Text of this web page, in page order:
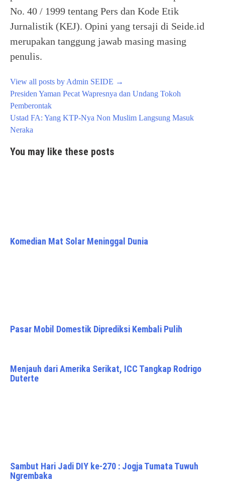
No. 40 / 1999 tentang Pers dan Kode Etik
Jurnalistik (KEJ). Opini yang tersaji di Seide.id
merupakan tanggung jawab masing masing
penulis.
View all posts by Admin SEIDE →
Post
navigation
Presiden Yaman Pecat Wapresnya dan Undang Tokoh
Pemberontak
Ustad FA: Yang KTP-Nya Non Muslim Langsung Masuk
Neraka
You may like these posts
Komedian Mat Solar Meninggal Dunia
Pasar Mobil Domestik Diprediksi Kembali Pulih
Menjauh dari Amerika Serikat, ICC Tangkap Rodrigo
Duterte
Sambut Hari Jadi DIY ke-270 : Jogja Tumata Tuwuh
Ngrembaka